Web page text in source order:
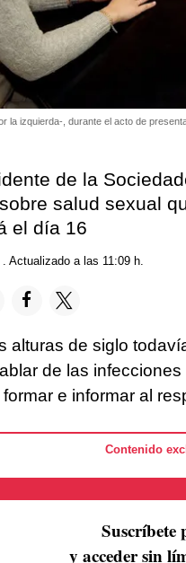
la izquierda-, durante el acto de
de la
salud sexual
el día 16
Actualizado a las 11:09 h.
alturas de siglo
de las
e informar al
Contenido
Suscríbete
y acceder sin